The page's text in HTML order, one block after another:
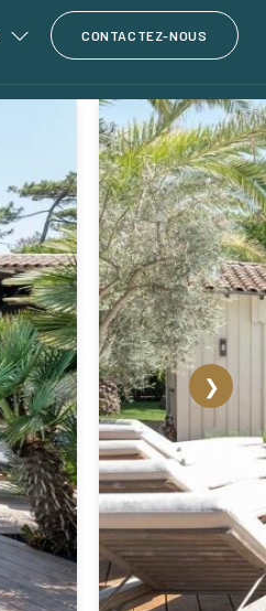
CONTACTEZ-NOUS
❯